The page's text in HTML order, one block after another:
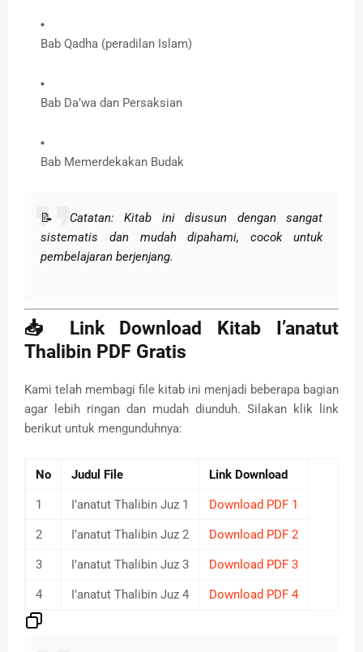
Bab Qadha (peradilan Islam)
Bab Da’wa dan Persaksian
Bab Memerdekakan Budak
📝 Catatan: Kitab ini disusun dengan sangat
sistematis dan mudah dipahami, cocok untuk
pembelajaran berjenjang.
📥 Link Download Kitab I’anatut
Thalibin PDF Gratis
Kami telah membagi file kitab ini menjadi beberapa bagian
agar lebih ringan dan mudah diunduh. Silakan klik link
berikut untuk mengunduhnya:
No Judul File Link Download
1 I’anatut Thalibin Juz 1 Download PDF 1
2 I’anatut Thalibin Juz 2 Download PDF 2
3 I’anatut Thalibin Juz 3 Download PDF 3
4 I’anatut Thalibin Juz 4 Download PDF 4